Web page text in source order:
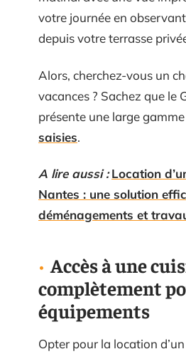
votre journée en
depuis votre terrasse
Alors, cherchez-vous un
vacances ? Sachez que le
présente une large
saisies.
A lire aussi : Location
Nantes : une solution
déménagements et
Accès à une
complètement
équipements
Opter pour la location